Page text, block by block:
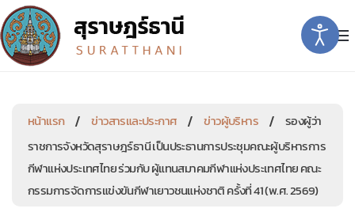
หน้าแรก ข่าวสารและประกาศ ข่าวผู้บริหาร
รองผู้ว่า
ราชการจังหวัดสุราษฎร์ธานี เป็นประธานการประชุมคณะผู้บริหารการ
กีฬาแห่งประเทศไทย ร่วมกับ ผู้แทนสมาคมกีฬาแห่งประเทศไทย คณะ
กรรมการจัดการแข่งขันกีฬาเยาวชนแห่งชาติ ครั้งที่ 41 (พ.ศ. 2569)